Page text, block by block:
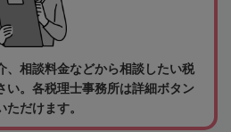
、相談料金などから相談したい税
い。各税理士事務所は詳細ボタン
だけます。